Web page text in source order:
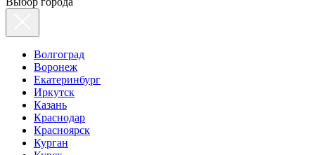
Волгоград
Воронеж
Екатеринбург
Иркутск
Казань
Краснодар
Красноярск
Курган